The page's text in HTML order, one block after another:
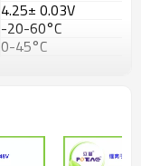
4.25± 0.03V
-20-60°C
0-45°C
74*22*67mm